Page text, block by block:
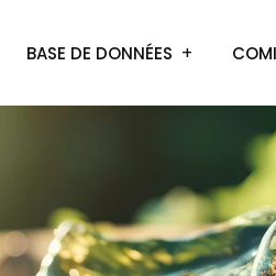
BASE DE DONNÉES